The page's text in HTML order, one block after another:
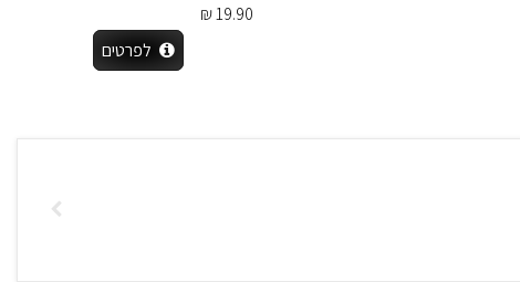
19.90 ₪
לפרטים